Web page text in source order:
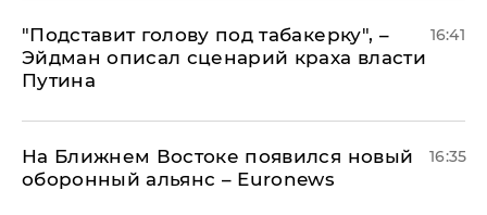
​"Подставит голову под табакерку", –
Эйдман описал сценарий краха власти
Путина
16:41
На Ближнем Востоке появился новый
оборонный альянс – Euronews
16:35